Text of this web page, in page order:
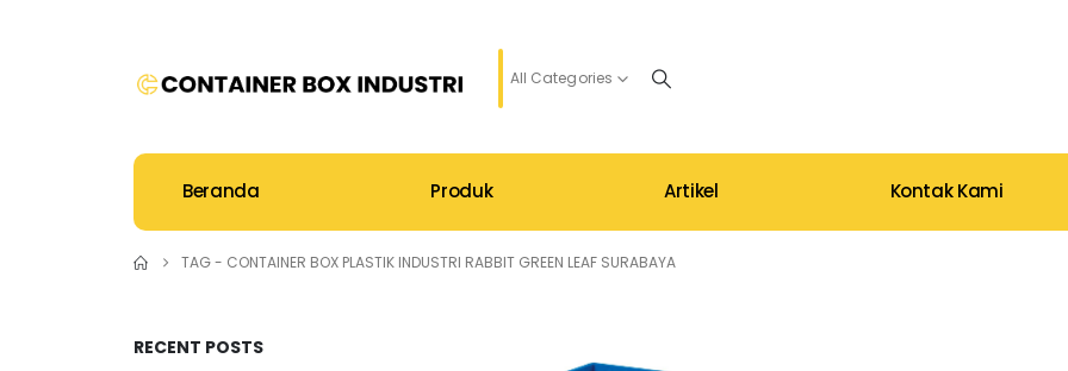
All Categories
Beranda Produk Artikel Kontak Kami
TAG - CONTAINER BOX PLASTIK INDUSTRI RABBIT GREEN LEAF SURABAYA
RECENT POSTS